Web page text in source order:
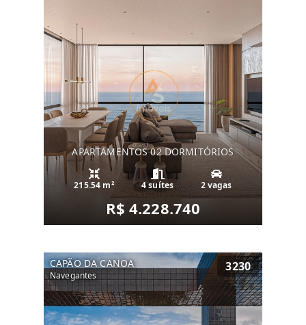
APARTAMENTOS 02 DORMITÓRIOS
215.54 m² 4 suítes 2 vagas
R$ 4.228.740
CAPÃO DA CANOA
Navegantes
3230